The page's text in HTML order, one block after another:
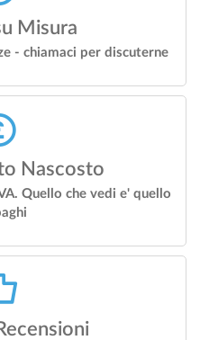
Misura
- chiamaci per discuterne
Nascosto
Quello che vedi e' quello